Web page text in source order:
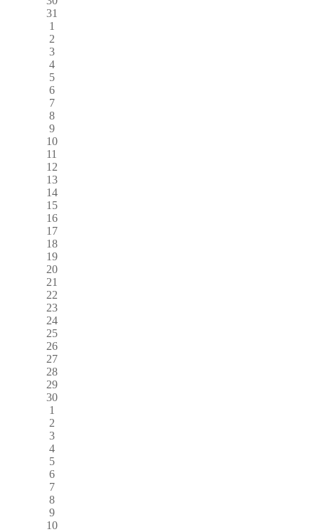
31
1
2
3
4
5
6
7
8
9
10
11
12
13
14
15
16
17
18
19
20
21
22
23
24
25
26
27
28
29
30
1
2
3
4
5
6
7
8
9
10